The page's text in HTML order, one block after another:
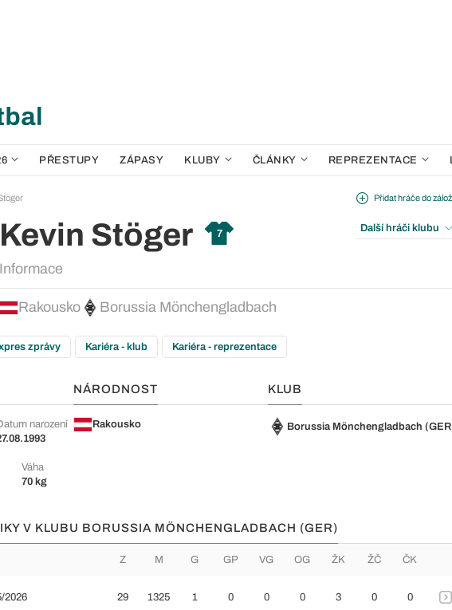
PŘESTUPY ZÁPASY KLUBY ČLÁNKY REPREZENTACE
Kevin Stöger 7
Informace
Rakousko Borussia Mönchengladbach
Přidat hráče do
Další hráči klubu
zprávy Kariéra - klub Kariéra - reprezentace
narození
Váha
70 kg
NÁRODNOST
Rakousko
KLUB
Borussia Mönchengladbach
V KLUBU BORUSSIA MÖNCHENGLADBACH (GER)
Z M G GP VG OG ŽK ŽČ ČK
2026 29 1325 1 0 0 0 3 0 0